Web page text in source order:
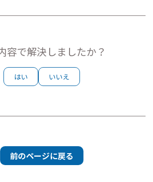
容で解決しましたか？
はい いいえ
前のページに戻る